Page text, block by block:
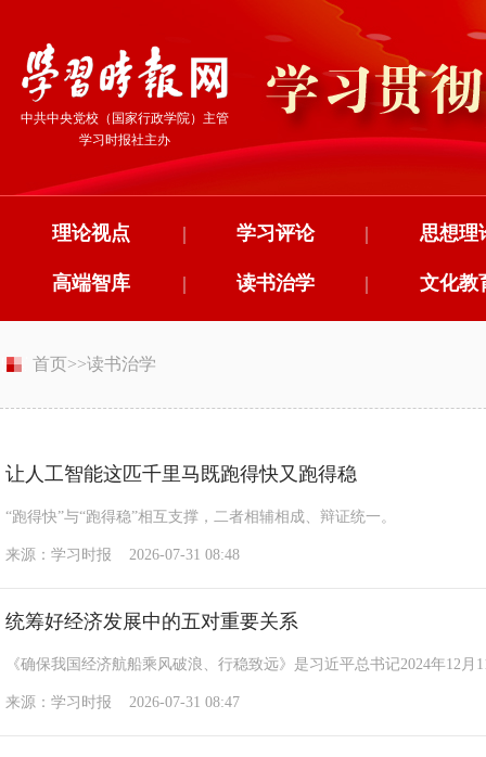
中共中央党校（国家行政学院）主管
学习时报社主办
理论视点 学习评论
| 思想理
|
高端智库 读书治学
| 文化教
|
首页>>读书治学
让人工智能这匹千里马既跑得快又跑得稳
“跑得快”与“跑得稳”相互支撑，二者相辅相成、辩证统一。
来源：学习时报 2026-07-31 08:48
统筹好经济发展中的五对重要关系
《确保我国经济航船乘风破浪、行稳致远》是习近平总书记2024年12
来源：学习时报 2026-07-31 08:47